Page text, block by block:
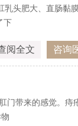
乳头肥大、直肠黏
下
阅全文 咨询
门带来的感觉。痔